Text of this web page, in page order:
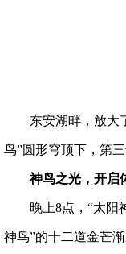
东安湖畔，放大
鸟”圆形穹顶下，第
神鸟之光，开启
晚上8点，“太阳
神鸟”的十二道金芒